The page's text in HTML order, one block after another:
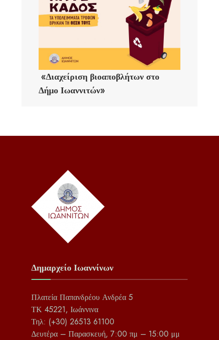
«Διαχείριση βιοαποβλήτων στο
Δήμο Ιωαννιτών»
Δημαρχείο Ιωαννίνων
Πλατεία Παπανδρέου Ανδρέα 5
ΤΚ 45221, Ιωάννινα
Τηλ: (+30) 26513 61100
Δευτέρα – Παρασκευή, 7:00 πμ – 15:00 μμ